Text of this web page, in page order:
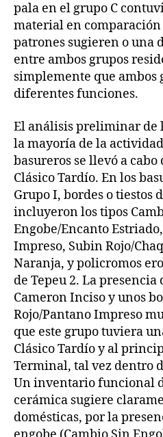
pala en el grupo C
material en comparación
patrones sugieren o una
entre ambos grupos
simplemente que ambos
diferentes funciones.
El análisis preliminar de
la mayoría de la
basureros se llevó a
Clásico Tardío. En los
Grupo I, bordes o tiestos
incluyeron los tipos
Engobe/Encanto
Impreso, Subin Rojo/
Naranja, y policromos
de Tepeu 2. La
Cameron Inciso y unos
Rojo/Pantano Impreso
que este grupo tuviera
Clásico Tardío y al
Terminal, tal vez dentro
Un inventario funcional
cerámica sugiere
domésticas, por la